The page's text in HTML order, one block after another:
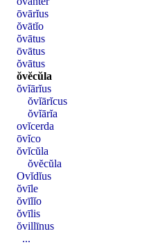
ōvārĭus
ŏvātĭo
ŏvātus
ōvātus
ŏvātus
ŏvĕcŭla
ŏvĭārĭus
ŏvĭārĭcus
ŏvĭārĭa
ovĭcerda
ōvĭco
ŏvĭcŭla
ŏvĕcŭla
Ovĭdĭus
ŏvīle
ŏvīlĭo
ŏvīlis
ŏvillīnus
...